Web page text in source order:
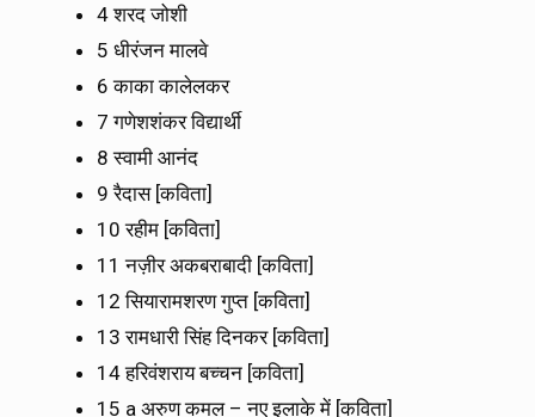
4 शरद जोशी
5 धीरंजन मालवे
6 काका कालेलकर
7 गणेशशंकर विद्यार्थी
8 स्वामी आनंद
9 रैदास [कविता]
10 रहीम [कविता]
11 नज़ीर अकबराबादी [कविता]
12 सियारामशरण गुप्त [कविता]
13 रामधारी सिंह दिनकर [कविता]
14 हरिवंशराय बच्चन [कविता]
15 a अरुण कमल – नए इलाके में [कविता]